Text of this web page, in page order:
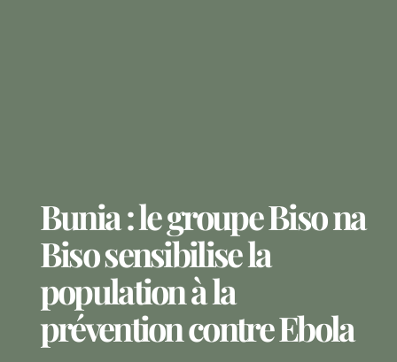
Bunia : le groupe Biso na
Biso sensibilise la
population à la
prévention contre Ebola